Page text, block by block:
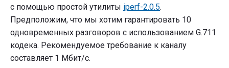
с помощью простой утилиты iperf-2.0.5.
Предположим, что мы хотим гарантировать 10
одновременных разговоров с использованием G.711
кодека. Рекомендуемое требование к каналу
составляет 1 Мбит/с.